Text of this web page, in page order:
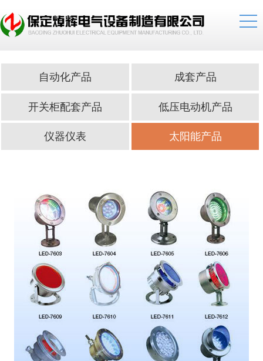
自动化产品 成套产品
开关柜配套产品 低压电动机产品
仪器仪表 太阳能产品